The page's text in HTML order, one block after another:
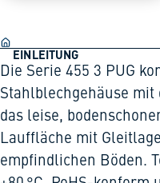
EINLEITUNG
Die Serie 455 3 PUG
Stahlblechgehäuse
das leise,
Lauffläche mit
empfindlichen Böden.